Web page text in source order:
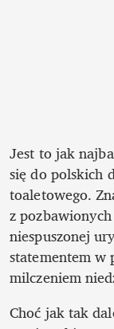
Jest to jak
się do polskich
toaletowego.
z
niespuszonej
statementem w
milczeniem
Choć jak tak